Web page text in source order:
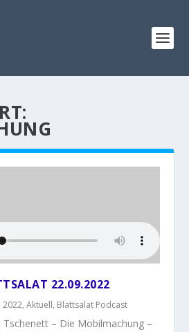
22.09.2022
2022,Aktuell, Blattsalat Podcast
– Die Mobilmachung –